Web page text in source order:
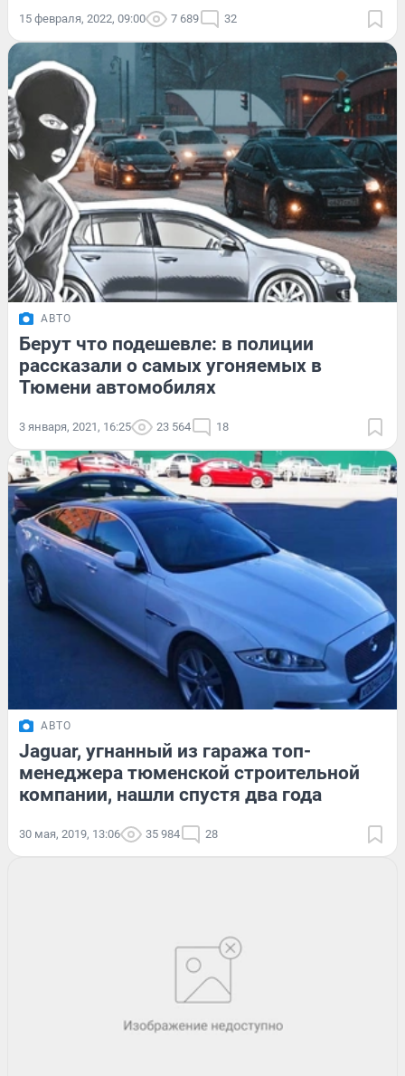
15 февраля, 2022, 09:00 7 689 32
АВТО
Берут что подешевле: в полиции
рассказали о самых угоняемых в
Тюмени автомобилях
3 января, 2021, 16:25 23 564 18
АВТО
Jaguar, угнанный из гаража топ-
менеджера тюменской строительной
компании, нашли спустя два года
30 мая, 2019, 13:06 35 984 28